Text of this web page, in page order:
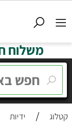
משלוח
קטלוג / ידיות